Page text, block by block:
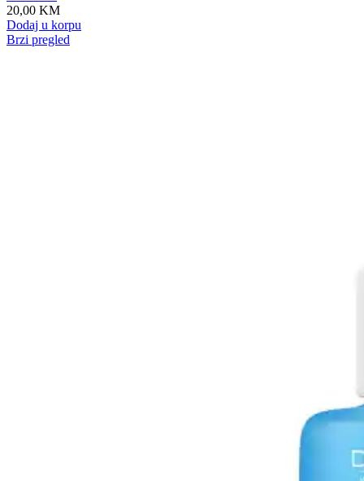
20,00 KM
Dodaj u korpu
Brzi pregled